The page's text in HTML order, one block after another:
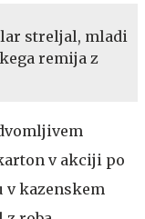
streljal, mladi
remija z
v akciji po
v kazenskem